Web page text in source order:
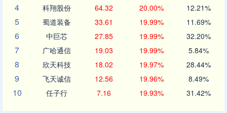
4 科翔股份 64.32 20.00% 12.21%
5 蜀道装备 33.61 19.99% 11.69%
6 中巨芯 27.85 19.99% 32.20%
7 广哈通信 19.03 19.99% 5.84%
8 欣天科技 18.02 19.97% 28.44%
9 飞天诚信 12.56 19.96% 8.49%
10 任子行 7.16 19.93% 31.42%